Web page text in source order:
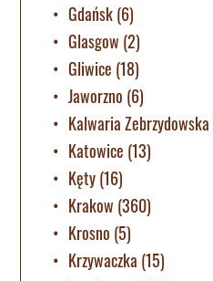
Gdańsk(6)
Glasgow (2)
Gliwice (18)
Jaworzno (6)
Kalwaria Zebrzydowska
Katowice (13)
Kęty(16)
Krakow (360)
Krosno (5)
Krzywaczka (15)